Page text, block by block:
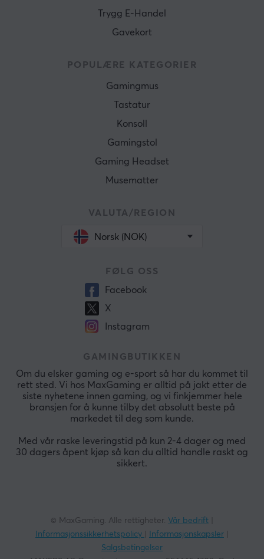
Trygg E-Handel
Gavekort
POPULÆRE KATEGORIER
Gamingmus
Tastatur
Konsoll
Gamingstol
Gaming Headset
Musematter
VALUTA/REGION
Norsk (NOK)
FØLG OSS
Facebook
X
Instagram
GAMINGBUTIKKEN
Om du elsker gaming og e-sport så har du kommet til
rett sted. Vi hos MaxGaming er alltid på jakt etter de
siste nyhetene innen gaming, og vi finkjemmer hele
bransjen for å kunne tilby det absolutt beste på
markedet til deg som kunde.
Med vår raske leveringstid på kun 2-4 dager og med
30 dagers åpent kjøp så kan du alltid handle raskt og
sikkert.
© MaxGaming. Alle rettigheter. Vår bedrift
Informasjonssikkerhetspolicy
Informasjonskapsler
Salgsbetingelser